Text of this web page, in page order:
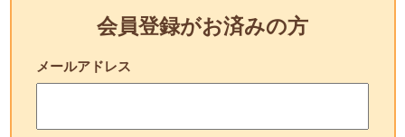
会員登録がお済みの方
メールアドレス